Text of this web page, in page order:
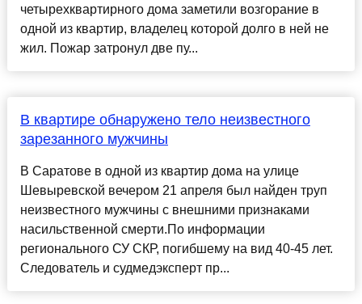
четырехквартирного дома заметили возгорание в
одной из квартир, владелец которой долго в ней не
жил. Пожар затронул две пу...
В квартире обнаружено тело неизвестного
зарезанного мужчины
В Саратове в одной из квартир дома на улице
Шевыревской вечером 21 апреля был найден труп
неизвестного мужчины с внешними признаками
насильственной смерти.По информации
регионального СУ СКР, погибшему на вид 40-45 лет.
Следователь и судмедэксперт пр...